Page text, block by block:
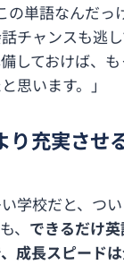
の単語なんだっ
チャンスも逃
しておけば、
思います。」
り充実させ
い学校だと、つ
、 できるだけ
成長スピード